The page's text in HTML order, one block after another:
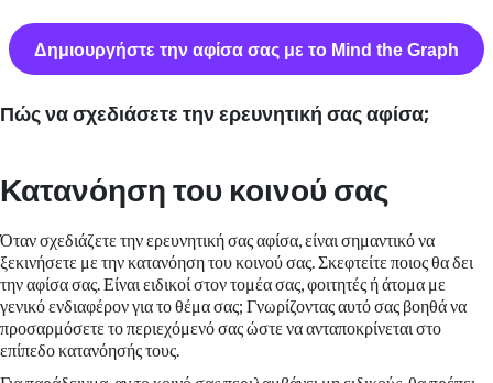
Δημιουργήστε την αφίσα σας με το Mind the Graph
Πώς να σχεδιάσετε την ερευνητική σας αφίσα;
Κατανόηση του κοινού σας
Όταν σχεδιάζετε την ερευνητική σας αφίσα, είναι σημαντικό να
ξεκινήσετε με την κατανόηση του κοινού σας. Σκεφτείτε ποιος θα δει
την αφίσα σας. Είναι ειδικοί στον τομέα σας, φοιτητές ή άτομα με
γενικό ενδιαφέρον για το θέμα σας; Γνωρίζοντας αυτό σας βοηθά να
προσαρμόσετε το περιεχόμενό σας ώστε να ανταποκρίνεται στο
επίπεδο κατανόησής τους.